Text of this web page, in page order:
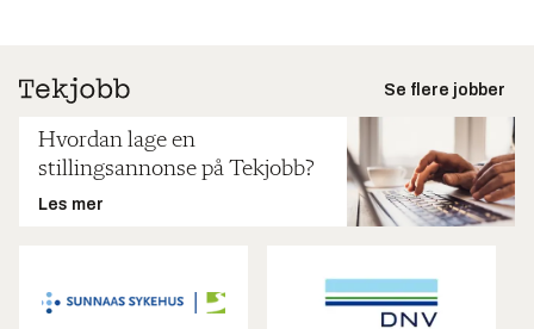
Se flere jobber
Hvordan lage en
stillingsannonse på Tekjobb?
Les mer